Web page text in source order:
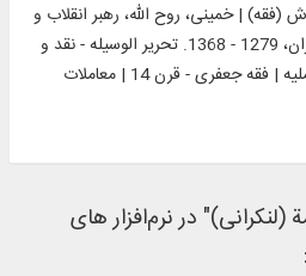
(فقه) | خمینی، روح الله، رهبر انقلاب و
بنیان گذار جمهوری اسلامی ایران، 1279 - 1368. تحریر الوسیله - نقد و
تفسیر | فقه جعفری - رساله عملیه | فقه جعفری - قرن 14 | معاملات
در نرم‌افزار های